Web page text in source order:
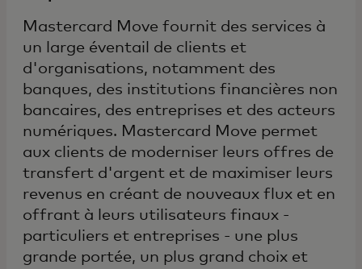
Mastercard Move fournit des services à
un large éventail de clients et
d'organisations, notamment des
banques, des institutions financières non
bancaires, des entreprises et des acteurs
numériques. Mastercard Move permet
aux clients de moderniser leurs offres de
transfert d'argent et de maximiser leurs
revenus en créant de nouveaux flux et en
offrant à leurs utilisateurs finaux -
particuliers et entreprises - une plus
grande portée, un plus grand choix et